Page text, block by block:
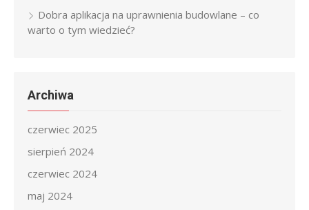
Dobra aplikacja na uprawnienia budowlane – co
warto o tym wiedzieć?
Archiwa
czerwiec 2025
sierpień 2024
czerwiec 2024
maj 2024